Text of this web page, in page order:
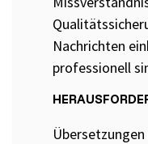
Nachrichten
professionell